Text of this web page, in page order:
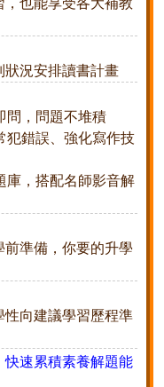
也能享受各大補教
狀況安排讀書計畫
問，問題不堆積
犯錯誤、強化寫作技
庫，搭配名師影音解
前準備，你要的升學
性向建議學習歷程準
速累積素養解題能